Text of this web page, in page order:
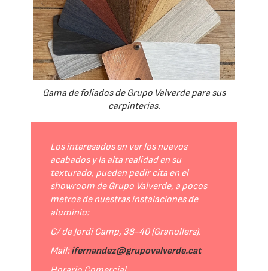
Gama de foliados de Grupo Valverde para sus
carpinterías.
Los interesados en ver los nuevos
acabados y la alta realidad en su
texturado, pueden pedir cita en el
showroom de Grupo Valverde, a pocos
metros de nuestras instalaciones de
aluminio:
C/ de Jordi Camp, 38-40 (Granollers).
Mail:ifernandez@grupovalverde.cat